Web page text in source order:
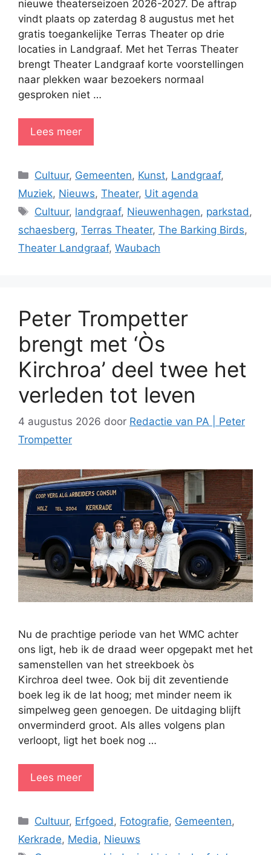
nieuwe theaterseizoen 2026-2027. De aftrap
vindt plaats op zaterdag 8 augustus met het
gratis toegankelijke Terras Theater op drie
locaties in Landgraaf. Met het Terras Theater
brengt Theater Landgraaf korte voorstellingen
naar plekken waar bezoekers normaal
gesproken niet …
Lees meer
Categorieën
Cultuur, Gemeenten, Kunst, Landgraaf,
Muziek, Nieuws, Theater, Uit agenda
Tags
Cultuur, landgraaf, Nieuwenhagen, parkstad ,
schaesberg, Terras Theater, The Barking Birds,
Theater Landgraaf, Waubach
Peter Trompetter
brengt met ‘Òs
Kirchroa’ deel twee het
verleden tot leven
4 augustus 2026 door Redactie van PA | Peter
Trompetter
Nu de prachtige periode van het WMC achter
ons ligt, heb ik de draad weer opgepakt met het
samenstellen van het streekboek òs
Kirchroa deel twee. Ook bij dit zeventiende
boek leg ik de lat hoog; met minder neem ik
simpelweg geen genoegen. De uitdaging blijft
onverminderd groot. Als alles volgens plan
verloopt, ligt het boek nog …
Lees meer
Categorieën
Cultuur, Erfgoed , Fotografie, Gemeenten,
Kerkrade, Media, Nieuws